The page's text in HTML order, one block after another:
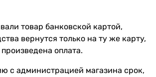
товар банковской картой,
вернутся только на ту же карту,
оплата.
с администрацией магазина срок,